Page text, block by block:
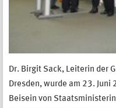
Dr. Birgit Sack, Leiterin der
Dresden, wurde am 23.
Beisein von